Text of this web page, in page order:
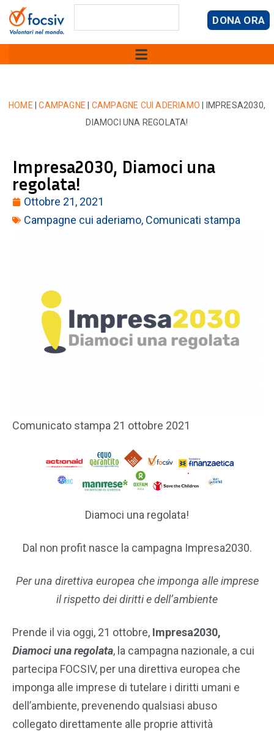
DONA ORA
HOME |CAMPAGNE CAMPAGNE CUI ADERIAMO
IMPRESA2030,
DIAMOCI UNA REGOLATA!
Impresa2030, Diamoci una
regolata!
Ottobre 21, 2021
Campagne cui aderiamo, Comunicati stampa
Comunicato stampa 21 ottobre 2021
Diamoci una regolata!
Dal non profit nasce la campagna Impresa2030.
Per una direttiva europea che imponga alle imprese
il rispetto dei diritti e dell’ambiente
Prende il via oggi, 21 ottobre, Impresa2030,
Diamoci una regolata, la campagna nazionale, a cui
partecipa FOCSIV, per una direttiva europea che
imponga alle imprese di tutelare i diritti umani e
dell’ambiente, prevenendo qualsiasi abuso
collegato direttamente alle proprie attività